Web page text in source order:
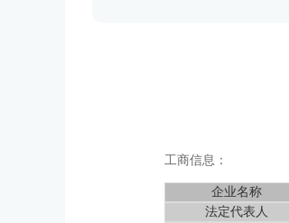
工商信息：
企业名称
法定代表人